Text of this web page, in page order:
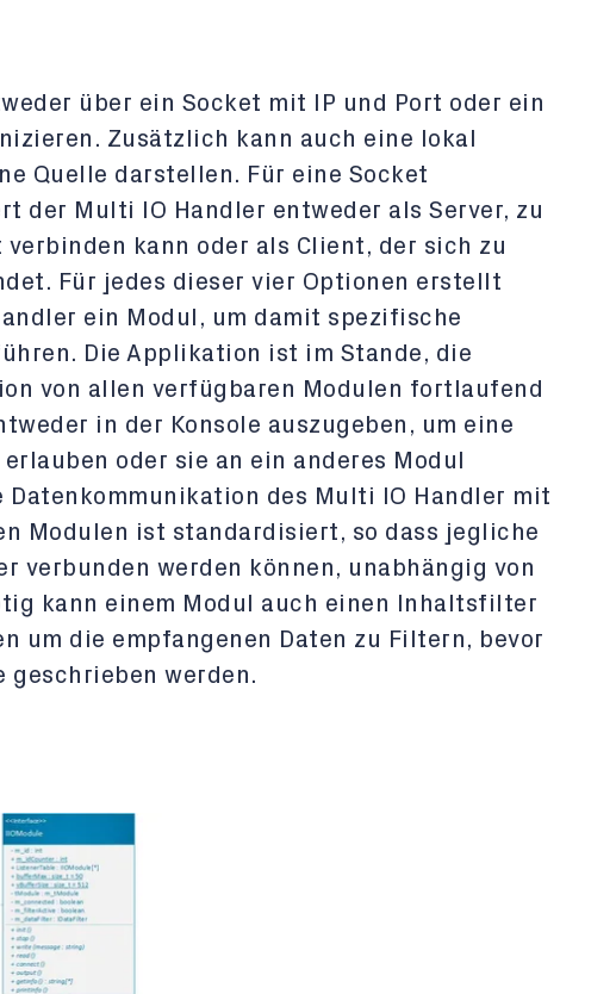
über ein Socket mit IP und Port oder ein
Zusätzlich kann auch eine lokal
Quelle darstellen. Für eine Socket
der Multi IO Handler entweder als Server, zu
verbinden kann oder als Client, der sich zu
Für jedes dieser vier Optionen erstellt
ein Modul, um damit spezifische
Die Applikation ist im Stande, die
von allen verfügbaren Modulen fortlaufend
in der Konsole auszugeben, um eine
oder sie an ein anderes Modul
des Multi IO Handler mit
Modulen ist standardisiert, so dass jegliche
verbunden werden können, unabhängig von
kann einem Modul auch einen Inhaltsfilter
um die empfangenen Daten zu Filtern, bevor
geschrieben werden.